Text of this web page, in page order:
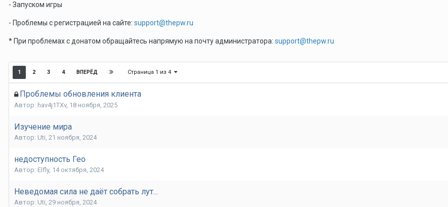
- Запуском игры
- Проблемы с регистрацией на сайте: support@thepw.ru
* При проблемах с донатом обращайтесь напрямую на почту администратора: support@thepw.ru
1 2 3 4 ВПЕРЁД Страница 1 из 4
Проблемы обновления клиента
Автор: hav4j1TXv, 18 ноября, 2025
Изучение мира
Автор: Uti, 21 ноября, 2024
недоступность Гео
Автор: Elfly, 14 октября, 2024
Неведомая сила не даёт собрать лут...
Автор: Uti, 29 ноября, 2024